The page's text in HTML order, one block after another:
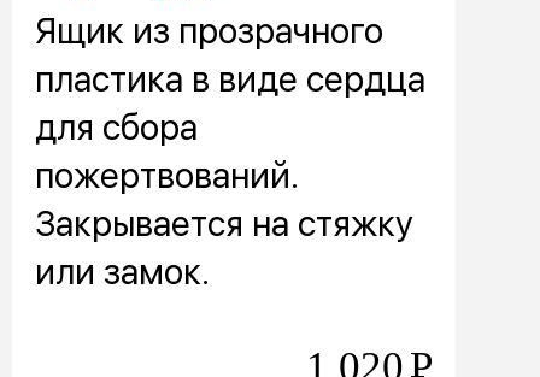
Ящик из прозрачного
пластика в виде сердца
для сбора
пожертвований.
Закрывается на стяжку
или замок.
1 020Р